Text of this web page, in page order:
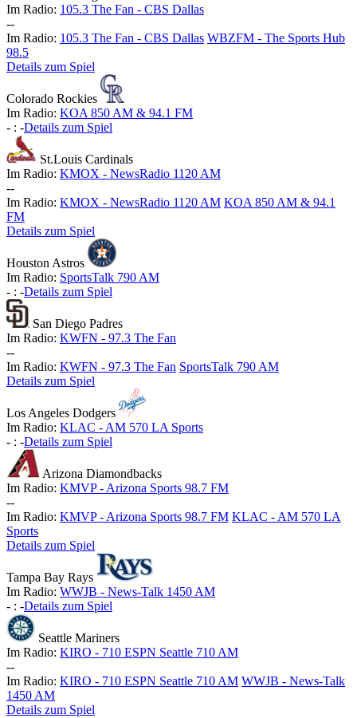
Im Radio: 105.3 The Fan - CBS Dallas
--
Im Radio: 105.3 The Fan - CBS Dallas WBZFM - The Sports Hub
98.5
Details zum Spiel
Colorado Rockies
Im Radio: KOA 850 AM & 94.1 FM
- : -Details zum Spiel
St.Louis Cardinals
Im Radio: KMOX - NewsRadio 1120 AM
--
Im Radio: KMOX - NewsRadio 1120 AM KOA 850 AM & 94.1
FM
Details zum Spiel
Houston Astros
Im Radio: SportsTalk 790 AM
- : -Details zum Spiel
San Diego Padres
Im Radio: KWFN - 97.3 The Fan
--
Im Radio: KWFN - 97.3 The Fan SportsTalk 790 AM
Details zum Spiel
Los Angeles Dodgers
Im Radio: KLAC - AM 570 LA Sports
- : -Details zum Spiel
Arizona Diamondbacks
Im Radio: KMVP - Arizona Sports 98.7 FM
--
Im Radio: KMVP - Arizona Sports 98.7 FM KLAC - AM 570 LA
Sports
Details zum Spiel
Tampa Bay Rays
Im Radio: WWJB - News-Talk 1450 AM
- : -Details zum Spiel
Seattle Mariners
Im Radio: KIRO - 710 ESPN Seattle 710 AM
--
Im Radio: KIRO - 710 ESPN Seattle 710 AM WWJB - News-Talk
1450 AM
Details zum Spiel